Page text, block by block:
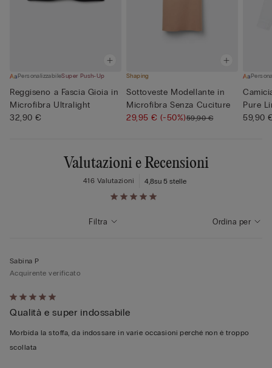
PersonalizzabileSuper Push-Up
Reggiseno a Fascia Gioia in
Microfibra Ultralight
32,90 €
Shaping
Sottoveste Modellante in
Microfibra Senza Cuciture
29,95 €(-50%)59,90 €
Pure
59,90
Valutazioni e Recensioni
4,8su 5 stelle
416 Valutazioni
Ordina per
Filtra
Valutato
5
su
5
Sabina P
Acquirente verificato
Qualità e super indossabile
Morbida la stoffa, da indossare in varie occasioni perché non è troppo
scollata